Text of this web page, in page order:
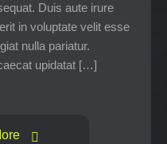
Duis aute irure
in voluptate velit esse
nulla pariatur.
upidatat […]